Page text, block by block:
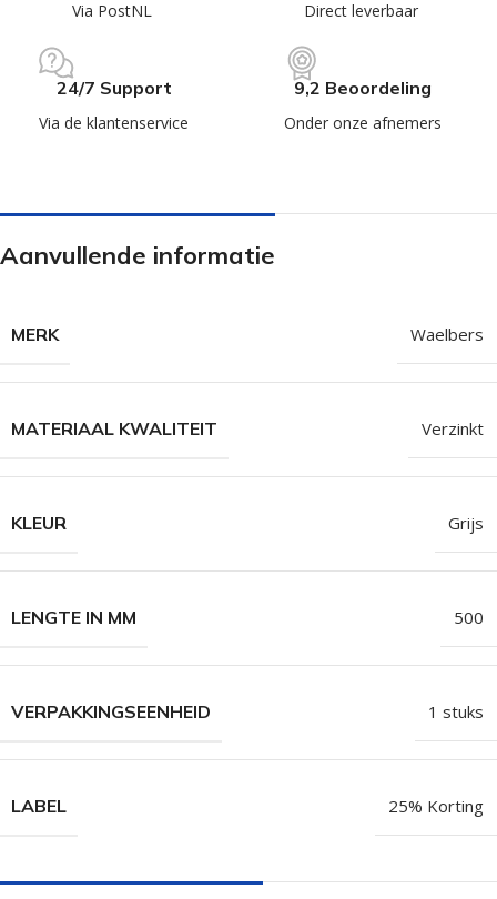
Via PostNL Direct leverbaar
24/7 Support
Via de klantenservice
9,2 Beoordeling
Onder onze afnemers
Aanvullende informatie
MERK Waelbers
MATERIAAL KWALITEIT Verzinkt
KLEUR Grijs
LENGTE IN MM 500
VERPAKKINGSEENHEID 1 stuks
LABEL 25% Korting